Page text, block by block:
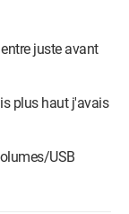
juste avant
plus haut j'avais
USB